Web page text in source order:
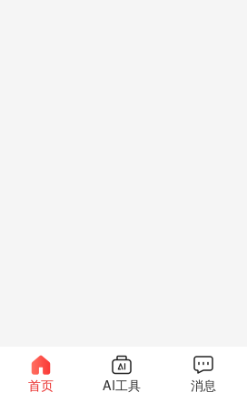
首页 AI工具 消息